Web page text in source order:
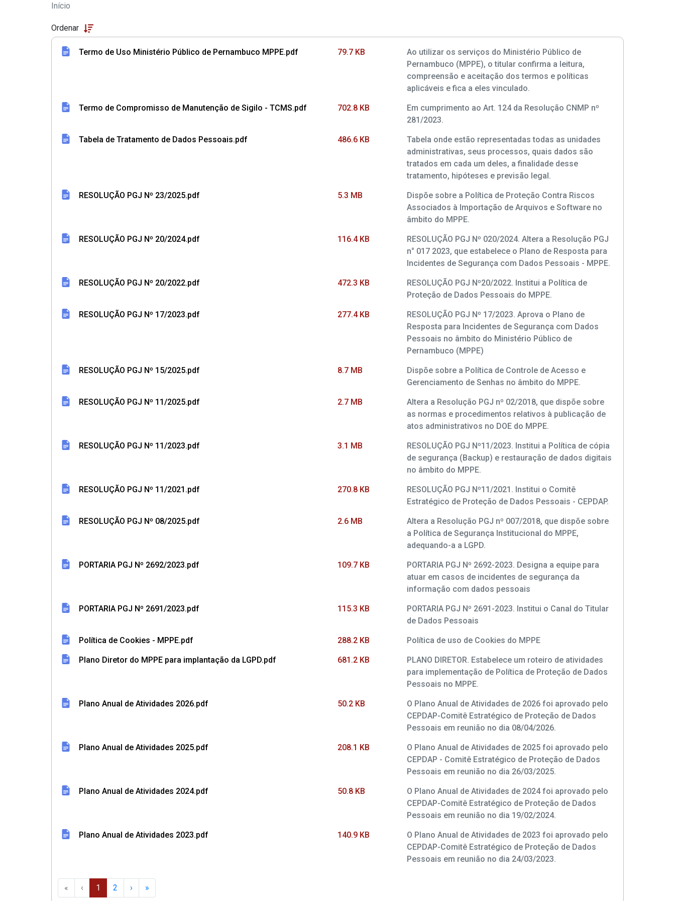
Pular para o Conteúdo principal
LGPD - Normas
Início
Ordenar
Termo de Uso Ministério Público de Pernambuco MPPE.pdf 79.7 KB
Ao utilizar os serviços do Ministério Público de
Pernambuco (MPPE), o titular confirma a leitura,
compreensão e aceitação dos termos e políticas
aplicáveis e fica a eles vinculado.
Termo de Compromisso de Manutenção de Sigilo - TCMS.pdf 702.8 KB
Em cumprimento ao Art. 124 da Resolução CNMP nº
281/2023.
Tabela de Tratamento de Dados Pessoais.pdf 486.6 KB
Tabela onde estão representadas todas as unidades
administrativas, seus processos, quais dados são
tratados em cada um deles, a finalidade desse
tratamento, hipóteses e previsão legal.
RESOLUÇÃO PGJ Nº 23/2025.pdf 5.3 MB
Dispõe sobre a Política de Proteção Contra Riscos
Associados à Importação de Arquivos e Software no
âmbito do MPPE.
RESOLUÇÃO PGJ Nº 20/2024.pdf 116.4 KB
RESOLUÇÃO PGJ Nº 020/2024. Altera a Resolução PGJ
n° 017 2023, que estabelece o Plano de Resposta para
Incidentes de Segurança com Dados Pessoais - MPPE.
RESOLUÇÃO PGJ Nº 20/2022.pdf 472.3 KB
RESOLUÇÃO PGJ Nº20/2022. Institui a Política de
Proteção de Dados Pessoais do MPPE.
RESOLUÇÃO PGJ Nº 17/2023.pdf 277.4 KB
RESOLUÇÃO PGJ Nº 17/2023. Aprova o Plano de
Resposta para Incidentes de Segurança com Dados
Pessoais no âmbito do Ministério Público de
Pernambuco (MPPE)
RESOLUÇÃO PGJ Nº 15/2025.pdf 8.7 MB
Dispõe sobre a Política de Controle de Acesso e
Gerenciamento de Senhas no âmbito do MPPE.
RESOLUÇÃO PGJ Nº 11/2025.pdf 2.7 MB
Altera a Resolução PGJ nº 02/2018, que dispõe sobre
as normas e procedimentos relativos à publicação de
atos administrativos no DOE do MPPE.
RESOLUÇÃO PGJ Nº 11/2023.pdf 3.1 MB
RESOLUÇÃO PGJ Nº11/2023. Institui a Política de cópia
de segurança (Backup) e restauração de dados digitais
no âmbito do MPPE.
RESOLUÇÃO PGJ Nº 11/2021.pdf 270.8 KB
RESOLUÇÃO PGJ Nº11/2021. Institui o Comitê
Estratégico de Proteção de Dados Pessoais - CEPDAP.
RESOLUÇÃO PGJ Nº 08/2025.pdf 2.6 MB
Altera a Resolução PGJ nº 007/2018, que dispõe sobre
a Política de Segurança Institucional do MPPE,
adequando-a a LGPD.
PORTARIA PGJ Nº 2692/2023.pdf 109.7 KB
PORTARIA PGJ Nº 2692-2023. Designa a equipe para
atuar em casos de incidentes de segurança da
informação com dados pessoais
PORTARIA PGJ Nº 2691/2023.pdf 115.3 KB
PORTARIA PGJ Nº 2691-2023. Institui o Canal do Titular
de Dados Pessoais
Política de Cookies - MPPE.pdf 288.2 KB Política de uso de Cookies do MPPE
Plano Diretor do MPPE para implantação da LGPD.pdf 681.2 KB
PLANO DIRETOR. Estabelece um roteiro de atividades
para implementação de Política de Proteção de Dados
Pessoais no MPPE.
Plano Anual de Atividades 2026.pdf 50.2 KB
O Plano Anual de Atividades de 2026 foi aprovado pelo
CEPDAP-Comitê Estratégico de Proteção de Dados
Pessoais em reunião no dia 08/04/2026.
Plano Anual de Atividades 2025.pdf 208.1 KB
O Plano Anual de Atividades de 2025 foi aprovado pelo
CEPDAP - Comitê Estratégico de Proteção de Dados
Pessoais em reunião no dia 26/03/2025.
Plano Anual de Atividades 2024.pdf 50.8 KB
O Plano Anual de Atividades de 2024 foi aprovado pelo
CEPDAP-Comitê Estratégico de Proteção de Dados
Pessoais em reunião no dia 19/02/2024.
Plano Anual de Atividades 2023.pdf 140.9 KB
O Plano Anual de Atividades de 2023 foi aprovado pelo
CEPDAP-Comitê Estratégico de Proteção de Dados
Pessoais em reunião no dia 24/03/2023.
« ‹ 1 2 › »